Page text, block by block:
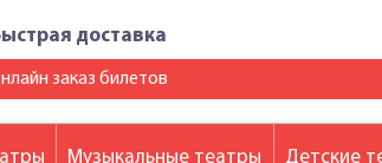
доставка
заказ билетов
Музыкальные театры Детские